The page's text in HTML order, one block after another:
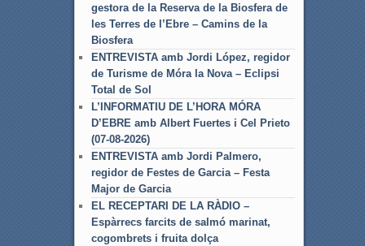
gestora de la Reserva de la Biosfera de
les Terres de l’Ebre – Camins de la
Biosfera
ENTREVISTA amb Jordi López, regidor
de Turisme de Móra la Nova – Eclipsi
Total de Sol
L’INFORMATIU DE L’HORA MÓRA
D’EBRE amb Albert Fuertes i Cel Prieto
(07-08-2026)
ENTREVISTA amb Jordi Palmero,
regidor de Festes de Garcia – Festa
Major de Garcia
EL RECEPTARI DE LA RÀDIO –
Espàrrecs farcits de salmó marinat,
cogombrets i fruita dolça